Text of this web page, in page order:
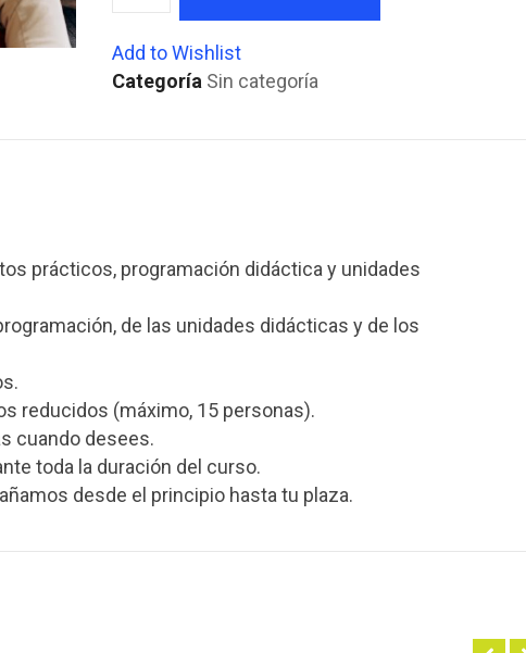
|
OPCIÓN
|
Add to Wishlist
Categoría Sin categoría
prácticos, programación didáctica y unidades
de las unidades didácticas y de los
reducidos (máximo, 15 personas).
cuando desees.
toda la duración del curso.
desde el principio hasta tu plaza.